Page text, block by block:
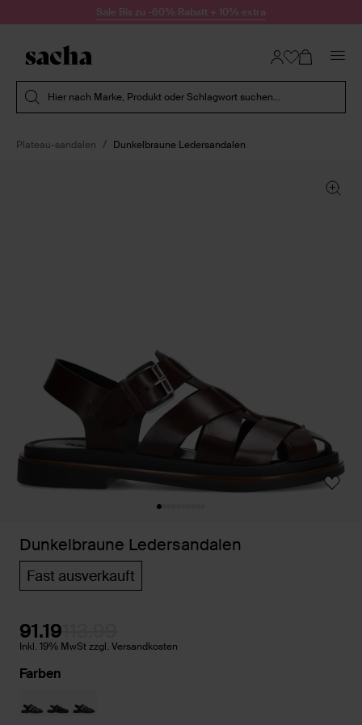
Zum Inhalt springenSale Bis zu -60% Rabatt + 10% extra
Hier nach Marke, Produkt oder Schlagwort suchen...
Plateau-sandalen Dunkelbraune Ledersandalen
Dunkelbraune Ledersandalen
Fast ausverkauft
91.19
Inkl. 19% MwSt zzgl. Versandkosten
Farben